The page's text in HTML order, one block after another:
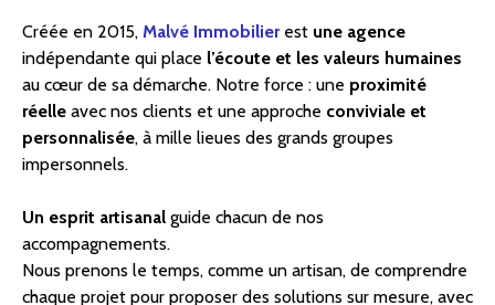
Créée en 2015, Malvé Immobilierest une agence
indépendante qui place l’écoute et les valeurs humaines
au cœur de sa démarche. Notre force : une proximité
réelle avec nos clients et une approche conviviale et
personnalisée, à mille lieues des grands groupes
impersonnels.
Un esprit artisanal guide chacun de nos
accompagnements.
Nous prenons le temps, comme un artisan, de comprendre
chaque projet pour proposer des solutions sur mesure, avec